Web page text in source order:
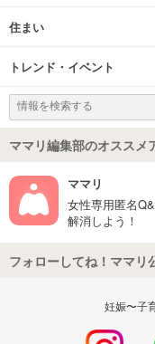
住まい
トレンド・イベント
ママリ編集部のオススメ
ママリ
女性専用匿名
解消しよう！
フォローしてね！ママリ
妊娠〜子